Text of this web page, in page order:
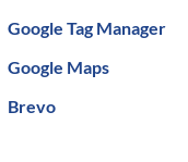
Technologie mit
Leistung und Stil
Google Tag Manager
Google Maps
Brevo